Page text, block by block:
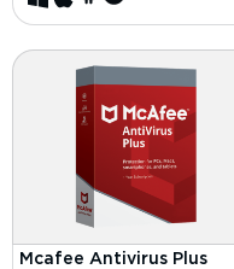
Mcafee Antivirus Plus